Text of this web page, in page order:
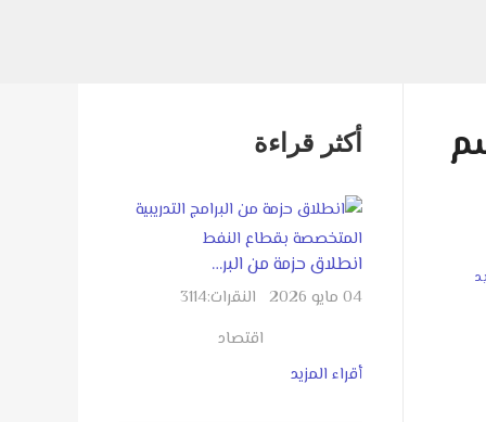
أكثر قراءة
انطلاق حزمة من البر…
04 مايو 2026 النقرات:3114
اقتصاد
أقراء المزيد